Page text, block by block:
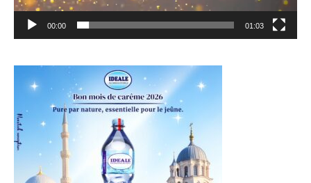
00:00 01:03